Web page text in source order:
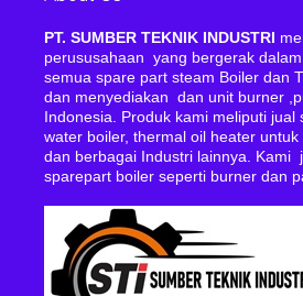
PT. SUMBER TEKNIK INDUSTRI
perususahaan yang bergerak
semua spare part steam Boiler dan
dan menyediakan dan unit burner
Indonesia. Produk kami meliputi jual
water boiler, thermal oil heater
dan berbagai Industri lainnya. Kami
sparepart boiler seperti burner dan